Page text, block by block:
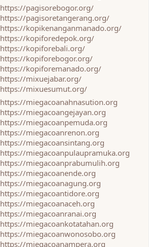
https://pagisorebogor.org/
https://pagisoretangerang.org/
https://kopikenanganmanado.org/
https://kopiforedepok.org/
https://kopiforebali.org/
https://kopiforebogor.org/
https://kopiforemanado.org/
https://mixuejabar.org/
https://mixuesumut.org/
https://miegacoanahnasution.org
https://miegacoangejayan.org
https://miegacoanpemuda.org
https://miegacoanrenon.org
https://miegacoansintang.org
https://miegacoanpulaupramuka.org
https://miegacoanprabumulih.org
https://miegacoanende.org
https://miegacoanagung.org
https://miegacoantidore.org
https://miegacoanaceh.org
https://miegacoanranai.org
https://miegacoankotatahan.org
https://miegacoanwonosobo.org
https://miegacoanampera.org